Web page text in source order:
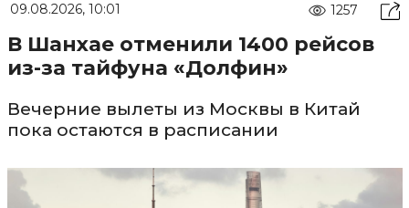
09.08.2026, 10:01 1257
В Шанхае отменили 1400 рейсов
из-за тайфуна «Долфин»
Вечерние вылеты из Москвы в Китай
пока остаются в расписании